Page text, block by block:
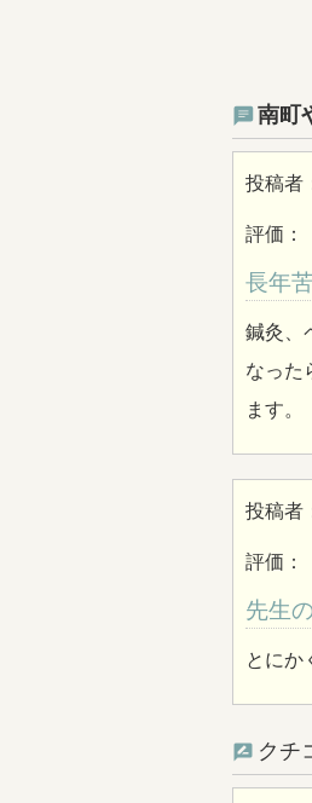
南町
投稿者
評価：
長年
鍼灸、
なった
ます。
投稿者
評価：
先生
とにか
クチ